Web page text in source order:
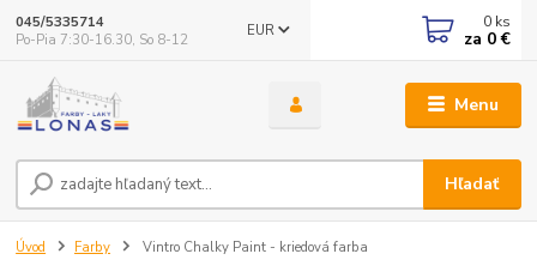
Menu
EUR
Hľadať
045/5335714
Po-Pia 7:30-16.30, So 8-12
0 ks
za 0 €
Úvod Farby Vintro Chalky Paint - kriedová farba